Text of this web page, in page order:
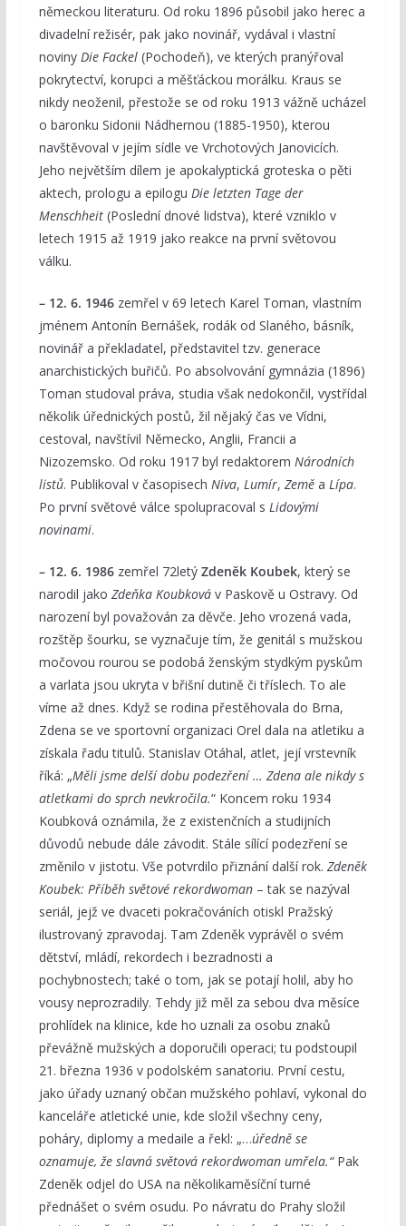
německou literaturu. Od roku 1896 působil jako herec a
divadelní režisér, pak jako novinář, vydával i vlastní
noviny Die Fackel(Pochodeň), ve kterých pranýřoval
pokrytectví, korupci a měšťáckou morálku. Kraus se
nikdy neoženil, přestože se od roku 1913 vážně ucházel
o baronku Sidonii Nádhernou (1885-1950), kterou
navštěvoval v jejím sídle ve Vrchotových Janovicích.
Jeho největším dílem je apokalyptická groteska o pěti
aktech, prologu a epilogu Die letzten Tage der
Menschheit(Poslední dnové lidstva), které vzniklo v
letech 1915 až 1919 jako reakce na první světovou
válku.
– 12. 6. 1946zemřel v 69 letech Karel Toman, vlastním
jménem Antonín Bernášek, rodák od Slaného, básník,
novinář a překladatel, představitel tzv. generace
anarchistických buřičů. Po absolvování gymnázia (1896)
Toman studoval práva, studia však nedokončil, vystřídal
několik úřednických postů, žil nějaký čas ve Vídni,
cestoval, navštívil Německo, Anglii, Francii a
Nizozemsko. Od roku 1917 byl redaktorem Národních
listů. Publikoval v časopisech Niva, Lumír, Zeměa Lípa.
Po první světové válce spolupracoval s Lidovými
novinami.
– 12. 6. 1986zemřel 72letý Zdeněk Koubek, který se
narodil jako Zdeňka Koubkováv Paskově u Ostravy. Od
narození byl považován za děvče. Jeho vrozená vada,
rozštěp šourku, se vyznačuje tím, že genitál s mužskou
močovou rourou se podobá ženským stydkým pyskům
a varlata jsou ukryta v břišní dutině či tříslech. To ale
víme až dnes. Když se rodina přestěhovala do Brna,
Zdena se ve sportovní organizaci Orel dala na atletiku a
získala řadu titulů. Stanislav Otáhal, atlet, její vrstevník
říká: „Měli jsme delší dobu podezření … Zdena ale nikdy s
atletkami do sprch nevkročila.“ Koncem roku 1934
Koubková oznámila, že z existenčních a studijních
důvodů nebude dále závodit. Stále sílící podezření se
změnilo v jistotu. Vše potvrdilo přiznání další rok. Zdeněk
Koubek: Příběh světové rekordwoman – tak se nazýval
seriál, jejž ve dvaceti pokračováních otiskl Pražský
ilustrovaný zpravodaj. Tam Zdeněk vyprávěl o svém
dětství, mládí, rekordech i bezradnosti a
pochybnostech; také o tom, jak se potají holil, aby ho
vousy neprozradily. Tehdy již měl za sebou dva měsíce
prohlídek na klinice, kde ho uznali za osobu znaků
převážně mužských a doporučili operaci; tu podstoupil
21. března 1936 v podolském sanatoriu. První cestu,
jako úřady uznaný občan mužského pohlaví, vykonal do
kanceláře atletické unie, kde složil všechny ceny,
poháry, diplomy a medaile a řekl: „…úředně se
oznamuje, že slavná světová rekordwoman umřela.“ Pak
Zdeněk odjel do USA na několikaměsíční turné
přednášet o svém osudu. Po návratu do Prahy složil